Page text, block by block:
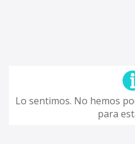
Lo sentimos. No hemos
para